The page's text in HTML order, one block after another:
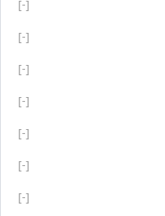
[-]
[-]
[-]
[-]
[-]
[-]
[-]